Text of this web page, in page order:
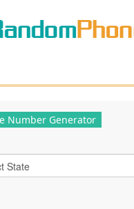
Number Generator